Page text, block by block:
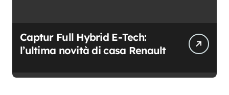
Captur Full Hybrid E-Tech:
l’ultima novità di casa Renault